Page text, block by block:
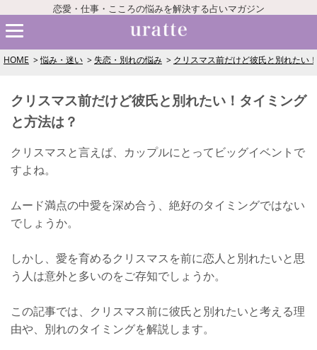
恋愛・仕事・こころの悩みを解決する占いマガジン
HOME 悩み・迷い 失恋・別れの悩み クリスマス前だけど彼氏と別れたい
クリスマス前だけど彼氏と別れたい！タイミング
と方法は？
クリスマスと言えば、カップルにとってビッグイベントで
すよね。
ムード満点の中愛を深め合う、絶好のタイミングではない
でしょうか。
しかし、愛を育めるクリスマスを前に恋人と別れたいと思
う人は意外と多いのをご存知でしょうか。
この記事では、クリスマス前に彼氏と別れたいと考える理
由や、別れのタイミングを解説します。